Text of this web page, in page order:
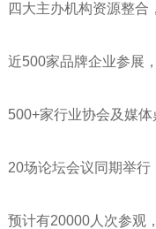
、四大主办机构资源整合
、近500家品牌企业参展
500+家行业协会及媒
20场论坛会议同期举行
、预计有20000 人次参观